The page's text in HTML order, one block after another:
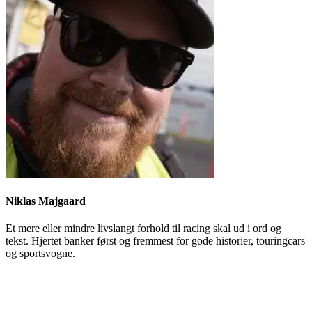
Niklas Majgaard
Et mere eller mindre livslangt forhold til racing skal ud i ord og
tekst. Hjertet banker først og fremmest for gode historier, touringcars
og sportsvogne.